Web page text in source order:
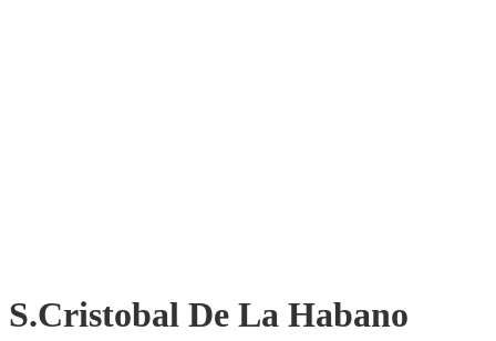
S.Cristobal De La Habano